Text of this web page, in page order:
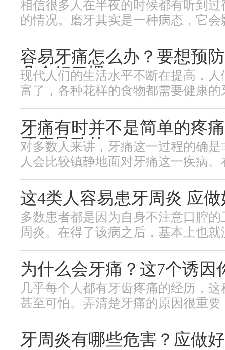
相信很多人在半夜的时候都有听到
的情况。磨牙其实是一种病态，它会
容易牙痛怎么办？要想预
几个好习惯
现代人们的生活水平不断在提高，
富了，各种花样的食物都需要健康的
牙痛有时并不是简单的疼
牙病导致的
对多数人来讲，牙痛这一过程的确
人会比较镇静地面对牙痛这一疾病。
这4类人容易患牙周炎 应
多数患者都是因为自身不注意口腔
周炎。在得了该病之后，基本上也就
为什么会牙痛？这7个诱因
几乎每个人都有牙齿疼痛的经历，
甚至可怕。弄清楚牙痛的原因很重要
牙周炎有哪些危害？应做